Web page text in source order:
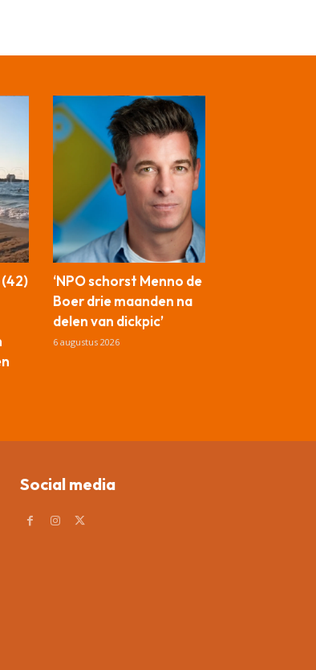
‘NPO schorst Menno de
Boer drie maanden na
delen van dickpic’
6 augustus 2026
Social media